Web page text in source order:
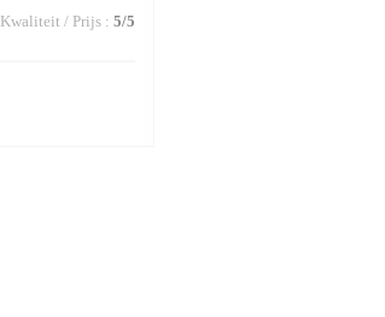
Kwaliteit / Prijs : 5/5